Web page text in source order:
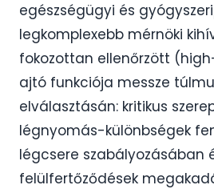
egészségügyi és
legkomplexebb mérnöki
fokozottan ellenőrzött
ajtó funkciója messze
elválasztásán: kritikus
légnyomás-különbségek
légcsere szabályozásában
felülfertőződések